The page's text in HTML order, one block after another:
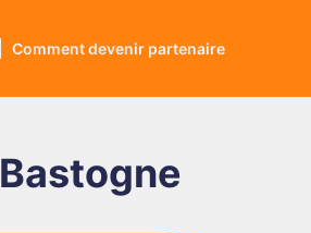
Comment devenir partenaire